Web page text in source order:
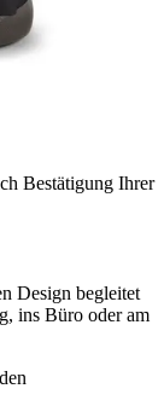
Bestätigung Ihrer
Design begleitet
ins Büro oder am